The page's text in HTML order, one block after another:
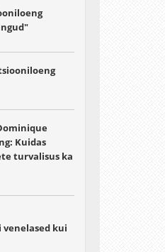
Kuidas
turvalisus ka
kui